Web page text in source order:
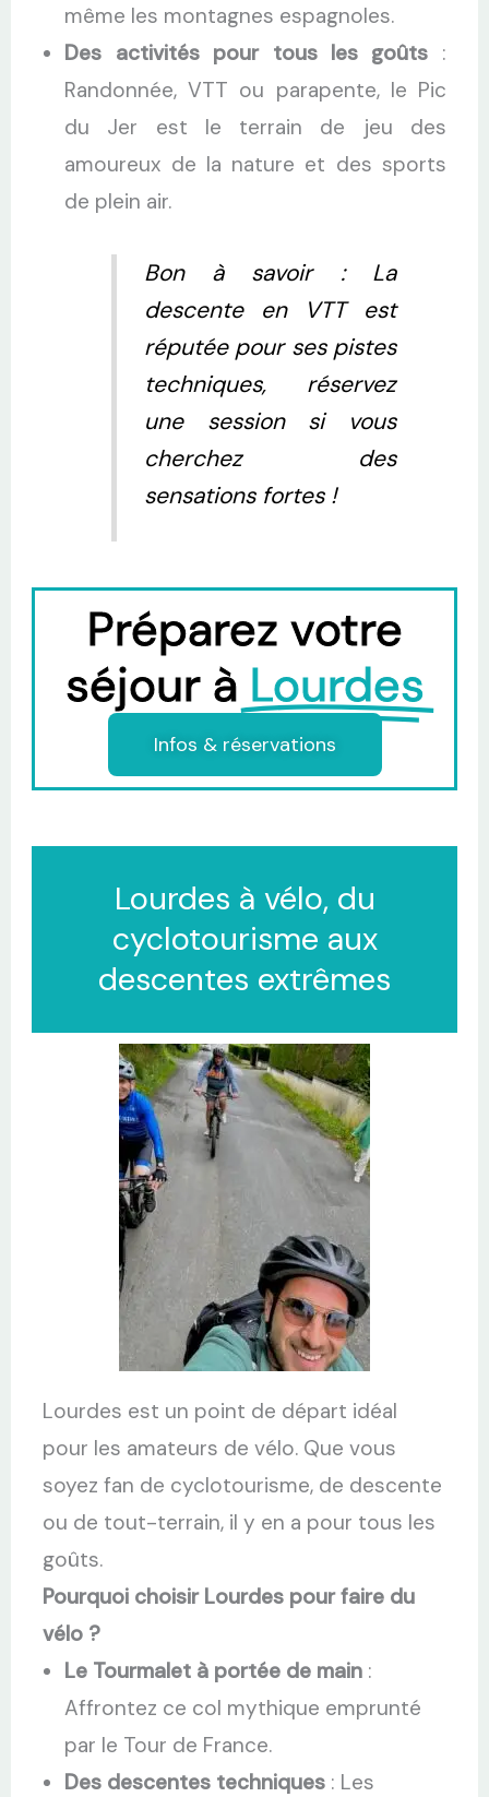
même les montagnes espagnoles.
Des activités pour tous les goûts :
Randonnée, VTT ou parapente, le Pic
du Jer est le terrain de jeu des
amoureux de la nature et des sports
de plein air.
Bon à savoir : La
descente en VTT est
réputée pour ses pistes
techniques, réservez
une session si vous
cherchez des
sensations fortes !
Préparez votre
séjour à Lourdes
Infos & réservations
Lourdes à vélo, du
cyclotourisme aux
descentes extrêmes
Lourdes est un point de départ idéal
pour les amateurs de vélo. Que vous
soyez fan de cyclotourisme, de descente
ou de tout-terrain, il y en a pour tous les
goûts.
Pourquoi choisir Lourdes pour faire du
vélo ?
Le Tourmalet à portée de main :
Affrontez ce col mythique emprunté
par le Tour de France.
Des descentes techniques : Les